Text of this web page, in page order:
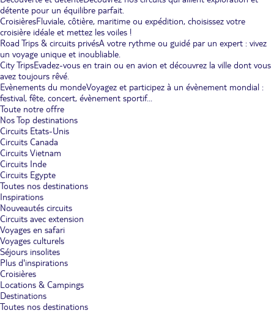
détente pour un équilibre parfait.
CroisièresFluviale, côtière, maritime ou expédition, choisissez votre
croisière idéale et mettez les voiles !
Road Trips & circuits privésA votre rythme ou guidé par un expert : vivez
un voyage unique et inoubliable.
City TripsEvadez-vous en train ou en avion et découvrez la ville dont vous
avez toujours rêvé.
Evènements du mondeVoyagez et participez à un évènement mondial :
festival, fête, concert, évènement sportif...
Toute notre offre
Nos Top destinations
Circuits Etats-Unis
Circuits Canada
Circuits Vietnam
Circuits Inde
Circuits Egypte
Toutes nos destinations
Inspirations
Nouveautés circuits
Circuits avec extension
Voyages en safari
Voyages culturels
Séjours insolites
Plus d'inspirations
Croisières
Locations & Campings
Destinations
Toutes nos destinations